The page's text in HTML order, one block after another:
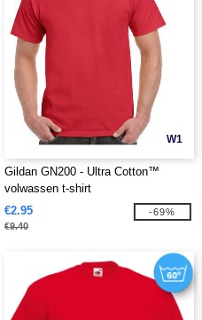
W1
Gildan GN200 - Ultra Cotton™
volwassen t-shirt
€2.95
€9.40
-69%